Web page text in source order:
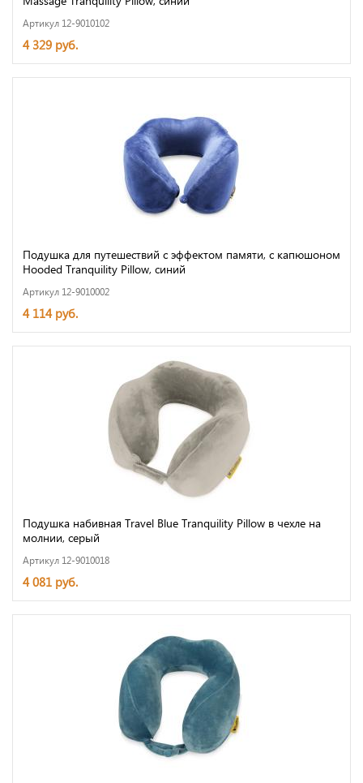
Артикул 12-9010102
4 329 руб.
Подушка для путешествий с эффектом памяти, с капюшоном
Hooded Tranquility Pillow, синий
Артикул 12-9010002
4 114 руб.
Подушка набивная Travel Blue Tranquility Pillow в чехле на
молнии, серый
Артикул 12-9010018
4 081 руб.